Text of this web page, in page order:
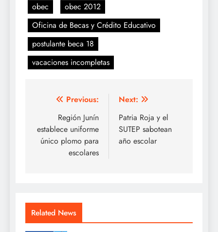
obec
obec 2012
Oficina de Becas y Crédito Educativo
postulante beca 18
vacaciones incompletas
Navegación
entradas
Previous:
Región Junín
establece uniforme
único plomo para
escolares
Next:
Patria Roja y el
SUTEP sabotean
año escolar
Related News